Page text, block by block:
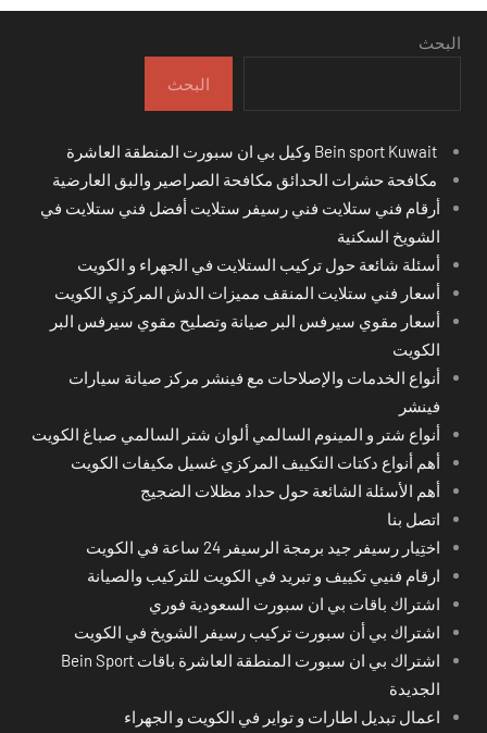
البحث
البحث
مكافحة حشرات الحدائق مكافحة الصراصير والبق العارضية
أرقام فني ستلايت فني رسيفر ستلايت أفضل فني ستلايت في
الشويخ السكنية
أسئلة شائعة حول تركيب الستلايت في الجهراء و الكويت
أسعار فني ستلايت المنقف مميزات الدش المركزي الكويت
أسعار مقوي سيرفس البر صيانة وتصليح مقوي سيرفس البر
الكويت
أنواع الخدمات والإصلاحات مع فينشر مركز صيانة سيارات
فينشر
أنواع شتر و المينوم السالمي ألوان شتر السالمي صباغ الكويت
أهم أنواع دكتات التكييف المركزي غسيل مكيفات الكويت
أهم الأسئلة الشائعة حول حداد مظلات الضجيج
اتصل بنا
اختِيار رسيفر جيد برمجة الرسيفر 24 ساعة في الكويت
ارقام فنيي تكييف و تبريد في الكويت للتركيب والصيانة
اشتراك باقات بي ان سبورت السعودية فوري
اشتراك بي أن سبورت تركيب رسيفر الشويخ في الكويت
اشتراك بي ان سبورت المنطقة العاشرة باقات Bein Sport
الجديدة
اعمال تبديل اطارات و تواير في الكويت و الجهراء